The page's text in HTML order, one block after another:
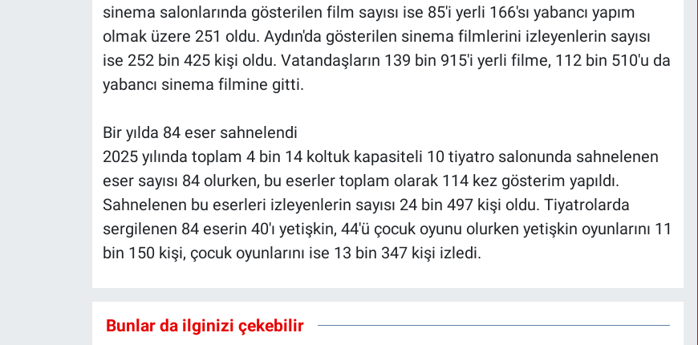
sinema salonlarında gösterilen film sayısı ise 85'i yerli 166'sı yabancı yapım
olmak üzere 251 oldu. Aydın'da gösterilen sinema filmlerini izleyenlerin sayısı
ise 252 bin 425 kişi oldu. Vatandaşların 139 bin 915'i yerli filme, 112 bin 510'u da
yabancı sinema filmine gitti.
Bir yılda 84 eser sahnelendi
2025 yılında toplam 4 bin 14 koltuk kapasiteli 10 tiyatro salonunda sahnelenen
eser sayısı 84 olurken, bu eserler toplam olarak 114 kez gösterim yapıldı.
Sahnelenen bu eserleri izleyenlerin sayısı 24 bin 497 kişi oldu. Tiyatrolarda
sergilenen 84 eserin 40'ı yetişkin, 44'ü çocuk oyunu olurken yetişkin oyunlarını 11
bin 150 kişi, çocuk oyunlarını ise 13 bin 347 kişi izledi.
Bunlar da ilginizi çekebilir